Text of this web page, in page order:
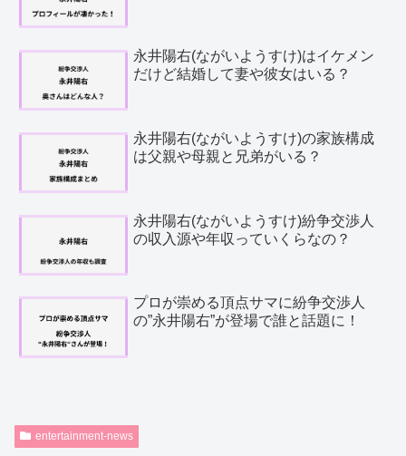
永井陽右(ながいようすけ)はイケメン
だけど結婚して妻や彼女はいる？
永井陽右(ながいようすけ)の家族構成
は父親や母親と兄弟がいる？
永井陽右(ながいようすけ)紛争交渉人
の収入源や年収っていくらなの？
プロが崇める頂点サマに紛争交渉人
の”永井陽右”が登場で誰と話題に！
entertainment-news